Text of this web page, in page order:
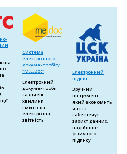
-
Система
електронного
документообігу
"M.E.Doc"
Електронний
документообіг
за лічені
хвилини
і миттєва
електронна
звітність.
Електронний
підпис
Зручний
інструмент
який економить
час та
забезпечує
захист данних,
надійніше
фізичного
підпису